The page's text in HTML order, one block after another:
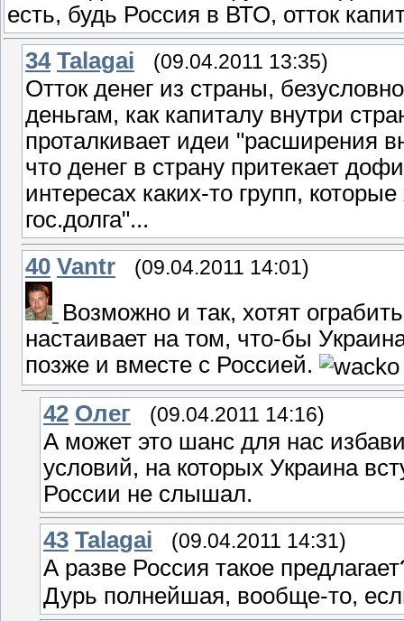
есть, будь Россия в ВТО, отток
34 Talagai (09.04.2011 13:35)
Отток денег из страны,
деньгам, как капиталу внутри
проталкивает идеи "расширения
что денег в страну притекает
интересах каких-то групп,
гос.долга"...
40 Vantr (09.04.2011 14:01)
Возможно и так, хотят
настаивает на том, что-бы
позже и вместе с Россией.
42 Олeг (09.04.2011 14:16)
А может это шанс для нас
условий, на которых Украина
России не слышал.
43 Talagai (09.04.2011 14:31)
А разве Россия такое
Дурь полнейшая, вообще-то,